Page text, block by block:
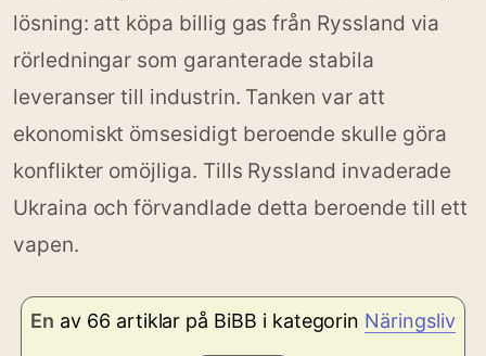
lösning: att köpa billig gas från Ryssland via
rörledningar som garanterade stabila
leveranser till industrin. Tanken var att
ekonomiskt ömsesidigt beroende skulle göra
konflikter omöjliga. Tills Ryssland invaderade
Ukraina och förvandlade detta beroende till ett
vapen.
En av 66 artiklar på BiBB i kategorin Näringsliv